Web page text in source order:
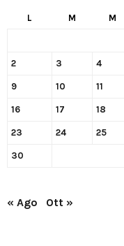
L M M
2 3 4
9 10 11
16 17 18
23 24 25
30
« Ago Ott »